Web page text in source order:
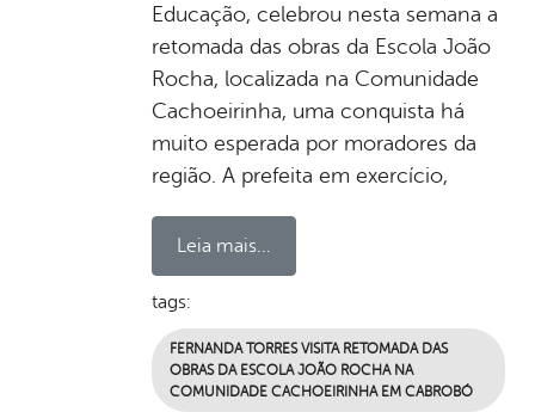
Educação, celebrou nesta semana a
retomada das obras da Escola João
Rocha, localizada na Comunidade
Cachoeirinha, uma conquista há
muito esperada por moradores da
região. A prefeita em exercício,
Leia mais...
tags:
FERNANDA TORRES VISITA RETOMADA DAS
OBRAS DA ESCOLA JOÃO ROCHA NA
COMUNIDADE CACHOEIRINHA EM CABROBÓ